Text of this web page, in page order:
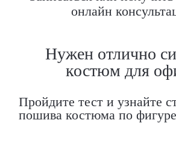
онлайн
Какой фасон подойдет именно вам?
Как должен сидеть правильно
индивидуальность?
Ответим на все вопросы в удобном
Telegram